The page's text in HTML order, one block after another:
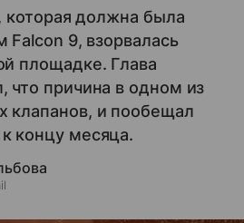
которая должна была
Falcon 9, взорвалась
площадке. Глава
что причина в одном из
клапанов, и пообещал
концу месяца.